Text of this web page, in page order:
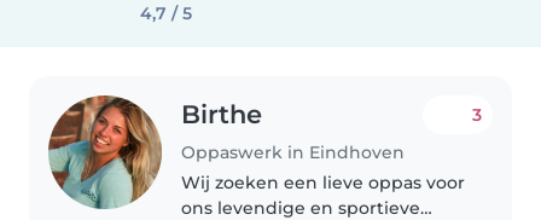
4,7 / 5
Birthe
Oppaswerk in Eindhoven
3
Wij zoeken een lieve oppas voor
ons levendige en sportieve